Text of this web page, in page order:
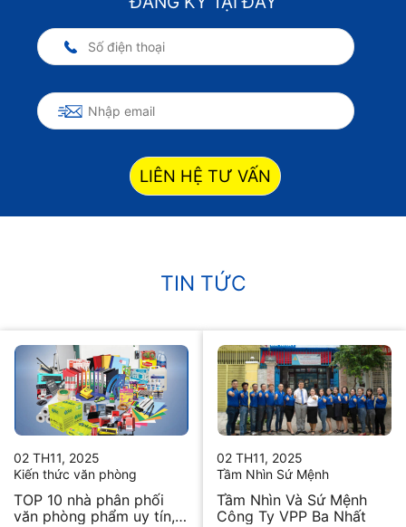
LIÊN HỆ TƯ VẤN
TIN TỨC
02 TH11, 2025
Kiến thức văn phòng
TOP 10 nhà phân phối
văn phòng phẩm uy tín,
02 TH11, 2025
Tầm Nhìn Sứ Mệnh
Tầm Nhìn Và Sứ Mệnh
Công Ty VPP Ba Nhất